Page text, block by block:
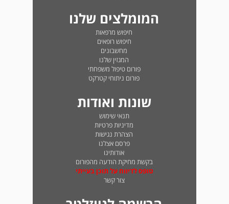
המומלצים שלנו
חיפוש מרפאות
חיפוש רופאים
מחשבונים
המגזין שלנו
פורום טיפול משפחתי
פורום ניתוחי קטרקט
שונות ואודות
תנאי שימוש
מדיניות פרטיות
הצהרת נגישות
פרסם אצלנו
אודותינו
בקשת מחיקת הודעה מהפורום
טופס לדיווח על תוכן בעייתי
צור קשר